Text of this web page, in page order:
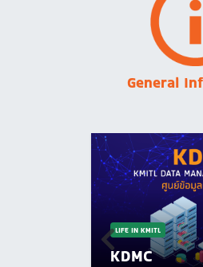
General
LIFE IN KMITL
KDMC